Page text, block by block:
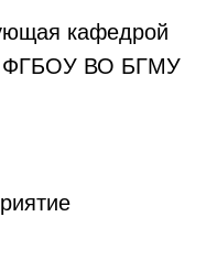
кафедрой
ФГБОУ ВО БГМУ